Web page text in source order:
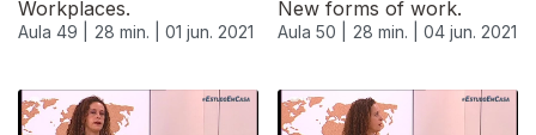
Workplaces.
Aula 49 | 28 min. | 01 jun. 2021
New forms of work.
Aula 50 | 28 min. | 04 jun. 2021